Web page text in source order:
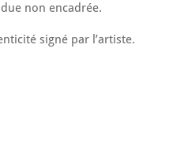
non encadrée.
signé par l’artiste.